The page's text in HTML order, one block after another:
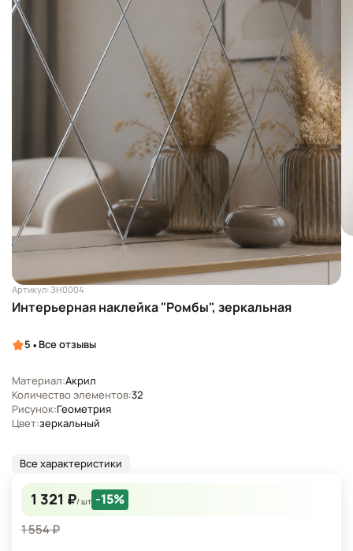
Артикул: ЗН0004
Интерьерная наклейка "Ромбы", зеркальная
5 • Все отзывы
Материал:Акрил
Количество элементов:32
Рисунок:Геометрия
Цвет:зеркальный
Все характеристики
1 321 ₽/ шт -15%
1 554 ₽